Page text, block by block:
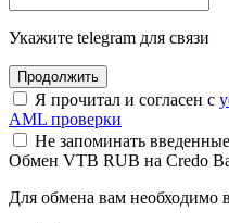
Укажите telegram для связи
Я прочитал и согласен с
AML проверки
Не запоминать
Обмен VTB RUB на Credo
Для обмена вам необходимо